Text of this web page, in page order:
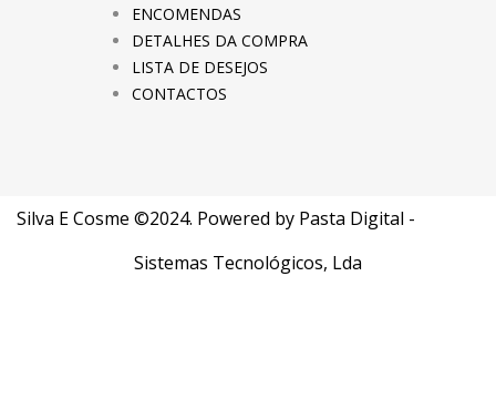
ENCOMENDAS
DETALHES DA COMPRA
LISTA DE DESEJOS
CONTACTOS
Silva E Cosme ©2024. Powered by Pasta Digital -
Sistemas Tecnológicos, Lda